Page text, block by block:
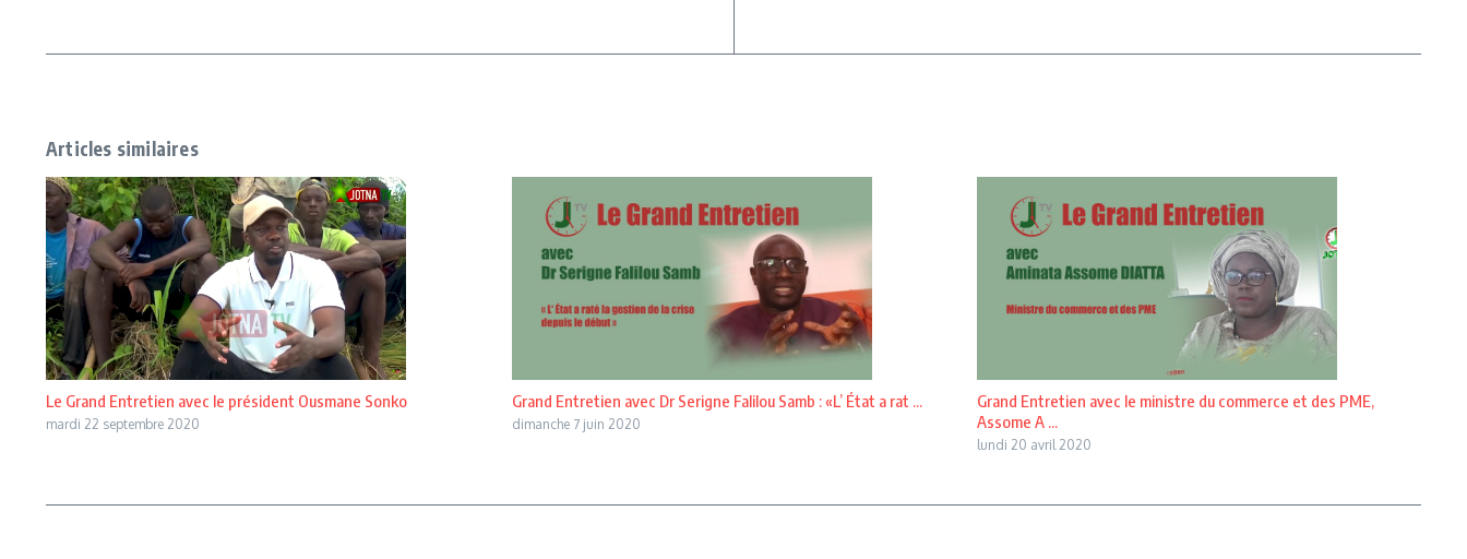
Articles similaires
Le Grand Entretien avec le président Ousmane Sonko
mardi 22 septembre 2020
Grand Entretien avec Dr Serigne Falilou Samb : «L’ État a rat ...
dimanche 7 juin 2020
Grand Entretien avec le ministre du commerce et des PME,
Assome A ...
lundi 20 avril 2020